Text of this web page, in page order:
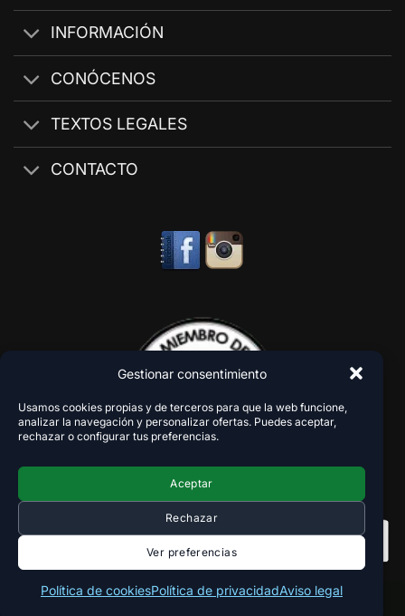
Gestionar consentimiento
Usamos cookies propias y de terceros para que la web funcione,
analizar la navegación y personalizar ofertas. Puedes aceptar,
rechazar o configurar tus preferencias.
Aceptar
Rechazar
Ver preferencias
Política de cookiesPolítica de privacidadAviso legal
INFORMACIÓN
CONÓCENOS
TEXTOS LEGALES
CONTACTO
Copyright 2018-2026 - VaperZone ®